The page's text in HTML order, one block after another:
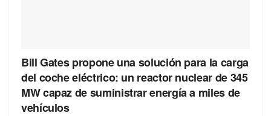
Bill Gates propone una solución para la carga
del coche eléctrico: un reactor nuclear de 345
MW capaz de suministrar energía a miles de
vehículos